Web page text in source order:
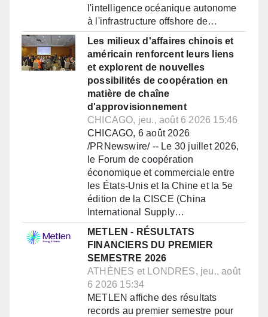
l'intelligence océanique autonome
à l'infrastructure offshore de…
Les milieux d'affaires chinois et
américain renforcent leurs liens
et explorent de nouvelles
possibilités de coopération en
matière de chaîne
d'approvisionnement
CHICAGO, jeu., août 6 2026 15:46
CHICAGO, 6 août 2026
/PRNewswire/ -- Le 30 juillet 2026,
le Forum de coopération
économique et commerciale entre
les États-Unis et la Chine et la 5e
édition de la CISCE (China
International Supply…
METLEN - RÉSULTATS
FINANCIERS DU PREMIER
SEMESTRE 2026
ATHÈNES et LONDRES, jeu., août
6 2026 15:34
METLEN affiche des résultats
records au premier semestre pour